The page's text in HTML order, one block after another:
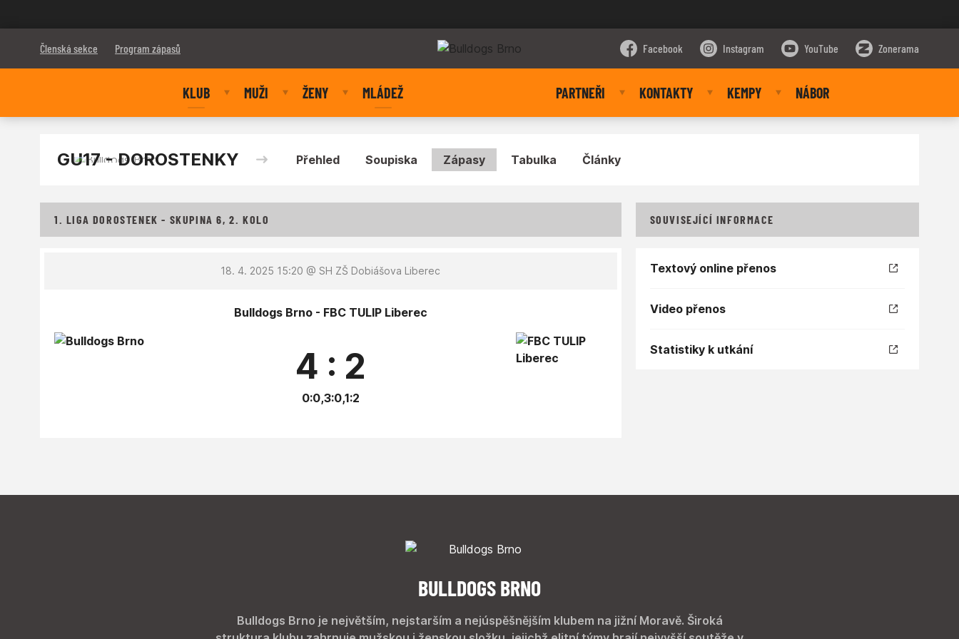
Členská sekce Program zápasů Facebook Instagram YouTube Zonerama
KLUB MUŽI ŽENY MLÁDEŽ PARTNEŘI KONTAKTY KEMPY NÁBOR
GU17 - DOROSTENKY Přehled Soupiska Zápasy Tabulka Články
1. LIGA DOROSTENEK - SKUPINA 6, 2. KOLO
18. 4. 2025 15:20 @ SH ZŠ Dobiášova Liberec
Bulldogs Brno - FBC TULIP Liberec
4 : 2
0:0,3:0,1:2
SOUVISEJÍCÍ INFORMACE
Textový online přenos
Video přenos
Statistiky k utkání
BULLDOGS BRNO
Bulldogs Brno je největším, nejstarším a nejúspěšnějším klubem na jižní Moravě. Široká